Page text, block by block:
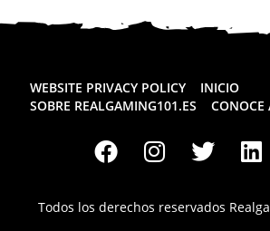
WEBSITE PRIVACY POLICY
INICIO
SOBRE REALGAMING101.ES
CONOCE
Todos los derechos reservados